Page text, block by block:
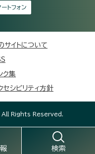
ートフォン
サイトについて
ク集
セシビリティ方針
Rights Reserved.
検索